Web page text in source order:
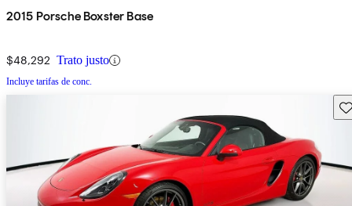
2015 Porsche Boxster Base
$48,292 Trato justo
Incluye tarifas de conc.